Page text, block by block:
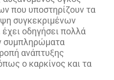
που υποστηρίζουν τα
συγκεκριμένων
οδηγήσει πολλά
συμπληρώματα
ανάπτυξης
ο καρκίνος και τα